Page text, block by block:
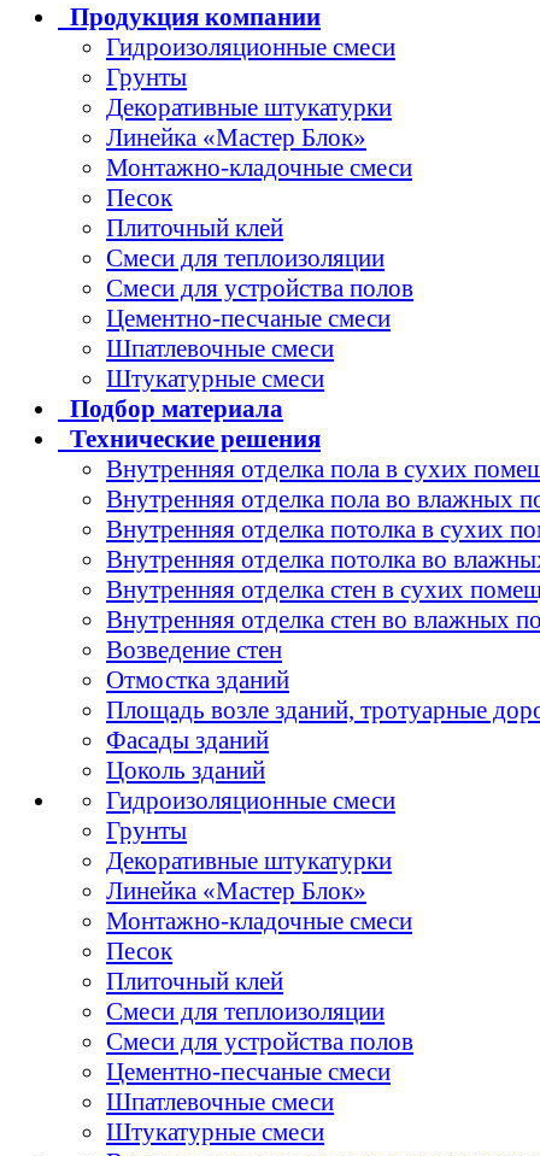
Продукция компании
Гидроизоляционные смеси
Грунты
Декоративные штукатурки
Линейка «Мастер Блок»
Монтажно-кладочные смеси
Песок
Плиточный клей
Смеси для теплоизоляции
Смеси для устройства полов
Цементно-песчаные смеси
Шпатлевочные смеси
Штукатурные смеси
Подбор материала
Технические решения
Внутренняя отделка пола в сухих
Внутренняя отделка пола во влажных
Внутренняя отделка потолка в сухих
Внутренняя отделка потолка во
Внутренняя отделка стен в сухих
Внутренняя отделка стен во влажных
Возведение стен
Отмостка зданий
Площадь возле зданий, тротуарные
Фасады зданий
Цоколь зданий
Гидроизоляционные смеси
Грунты
Декоративные штукатурки
Линейка «Мастер Блок»
Монтажно-кладочные смеси
Песок
Плиточный клей
Смеси для теплоизоляции
Смеси для устройства полов
Цементно-песчаные смеси
Шпатлевочные смеси
Штукатурные смеси